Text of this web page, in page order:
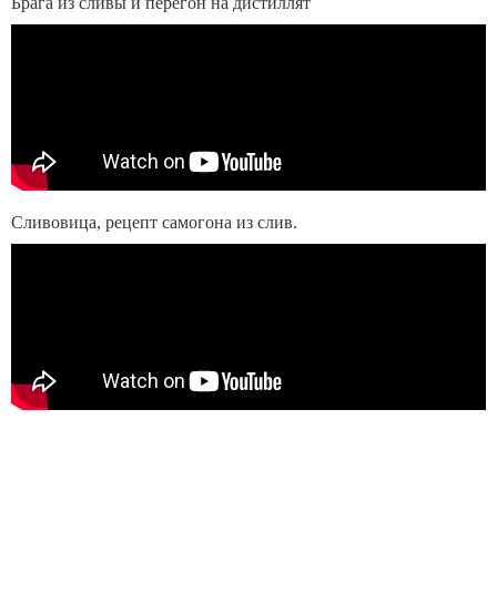
Сливовица, рецепт самогона из слив.